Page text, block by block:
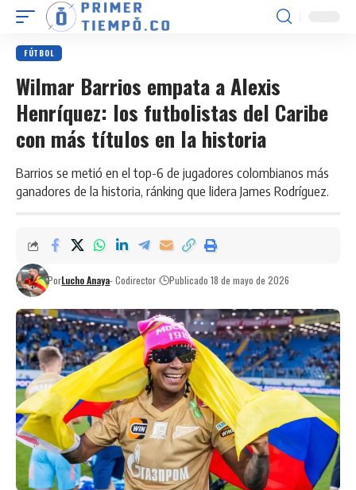
FÚTBOL
Wilmar Barrios empata a Alexis
Henríquez: los futbolistas del Caribe
con más títulos en la historia
Barrios se metió en el top-6 de jugadores colombianos más
ganadores de la historia, ránking que lidera James Rodríguez.
PorLucho Anaya- Codirector Publicado 18 de mayo de 2026